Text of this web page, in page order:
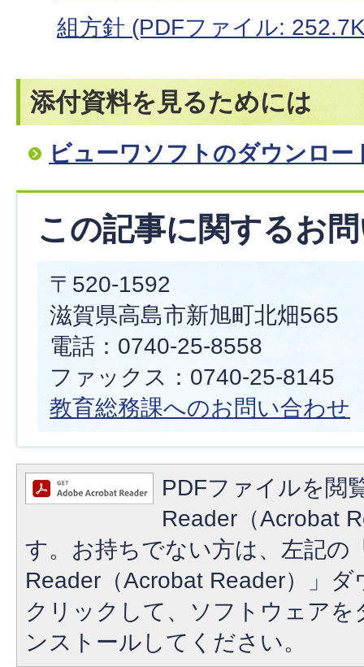
組方針 (PDFファイル:
添付資料を見るためには
ビューワソフトのダウンロー
この記事に関するお
〒520-1592
滋賀県高島市新旭町北畑565
電話：0740-25-8558
ファックス：0740-25-8145
教育総務課へのお問い合わせ
PDFファイルを閲
Reader（Acrobat
す。お持ちでない方は、左記の
Reader（Acrobat Reader）」
クリックして、ソフトウェア
ンストールしてください。